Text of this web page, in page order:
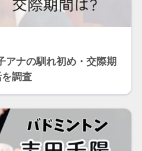
アナの馴れ初め・交際期
調査